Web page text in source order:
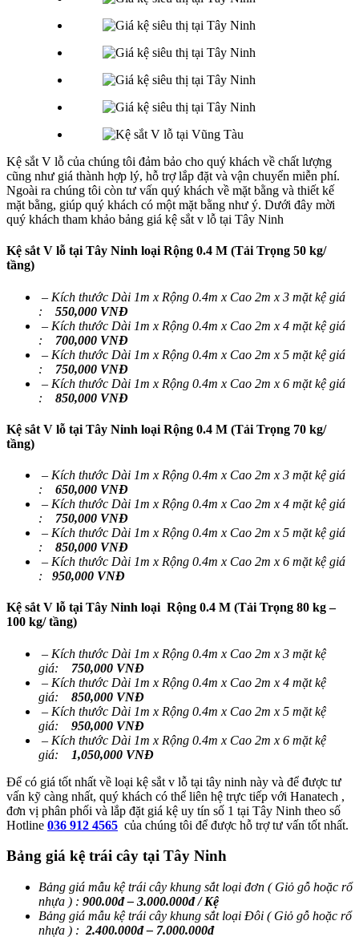
Kệ sắt V lỗ của chúng tôi đảm bảo cho quý khách về chất lượng
cũng như giá thành hợp lý, hỗ trợ lắp đặt và vận chuyển miễn phí.
Ngoài ra chúng tôi còn tư vấn quý khách về mặt bằng và thiết kế
mặt bằng, giúp quý khách có một mặt bằng như ý. Dưới đây mời
quý khách tham khảo bảng giá kệ sắt v lỗ tại Tây Ninh
Kệ sắt V lỗ tại Tây Ninh loại Rộng 0.4 M (Tải Trọng 50 kg/
tầng)
– Kích thước Dài 1m x Rộng 0.4m x Cao 2m x 3 mặt kệ giá
: 550,000 VNĐ
– Kích thước Dài 1m x Rộng 0.4m x Cao 2m x 4 mặt kệ giá
: 700,000 VNĐ
– Kích thước Dài 1m x Rộng 0.4m x Cao 2m x 5 mặt kệ giá
: 750,000 VNĐ
– Kích thước Dài 1m x Rộng 0.4m x Cao 2m x 6 mặt kệ giá
: 850,000 VNĐ
Kệ sắt V lỗ tại Tây Ninh loại Rộng 0.4 M (Tải Trọng 70 kg/
tầng)
– Kích thước Dài 1m x Rộng 0.4m x Cao 2m x 3 mặt kệ giá
: 650,000 VNĐ
– Kích thước Dài 1m x Rộng 0.4m x Cao 2m x 4 mặt kệ giá
: 750,000 VNĐ
– Kích thước Dài 1m x Rộng 0.4m x Cao 2m x 5 mặt kệ giá
: 850,000 VNĐ
– Kích thước Dài 1m x Rộng 0.4m x Cao 2m x 6 mặt kệ giá
: 950,000 VNĐ
Kệ sắt V lỗ tại Tây Ninh loại Rộng 0.4 M (Tải Trọng 80 kg –
100 kg/ tầng)
– Kích thước Dài 1m x Rộng 0.4m x Cao 2m x 3 mặt kệ
giá: 750,000 VNĐ
– Kích thước Dài 1m x Rộng 0.4m x Cao 2m x 4 mặt kệ
giá: 850,000 VNĐ
– Kích thước Dài 1m x Rộng 0.4m x Cao 2m x 5 mặt kệ
giá: 950,000 VNĐ
– Kích thước Dài 1m x Rộng 0.4m x Cao 2m x 6 mặt kệ
giá:
1,050,000 VNĐ
Để có giá tốt nhất về loại kệ sắt v lỗ tại tây ninh này và để được tư
vấn kỹ càng nhất, quý khách có thể liên hệ trực tiếp với Hanatech ,
đơn vị phân phối và lắp đặt giá kệ uy tín số 1 tại Tây Ninh theo số
Hotline 036 912 4565 của chúng tôi để được hỗ trợ tư vấn tốt nhất.
Bảng giá kệ trái cây tại Tây Ninh
Bảng giá mẫu kệ trái cây khung sắt loại đơn ( Giỏ gỗ hoặc rổ
nhựa ) : 900.00đ – 3.000.000đ / Kệ
Bảng giá mẫu kệ trái cây khung sắt loại Đôi ( Giỏ gỗ hoặc rổ
nhựa ) : 2.400.000đ – 7.000.000đ